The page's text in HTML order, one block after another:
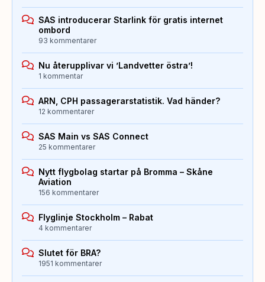
SAS introducerar Starlink för gratis internet
ombord
93 kommentarer
Nu återupplivar vi ’Landvetter östra’!
1 kommentar
ARN, CPH passagerarstatistik. Vad händer?
12 kommentarer
SAS Main vs SAS Connect
25 kommentarer
Nytt flygbolag startar på Bromma – Skåne
Aviation
156 kommentarer
Flyglinje Stockholm – Rabat
4 kommentarer
Slutet för BRA?
1951 kommentarer